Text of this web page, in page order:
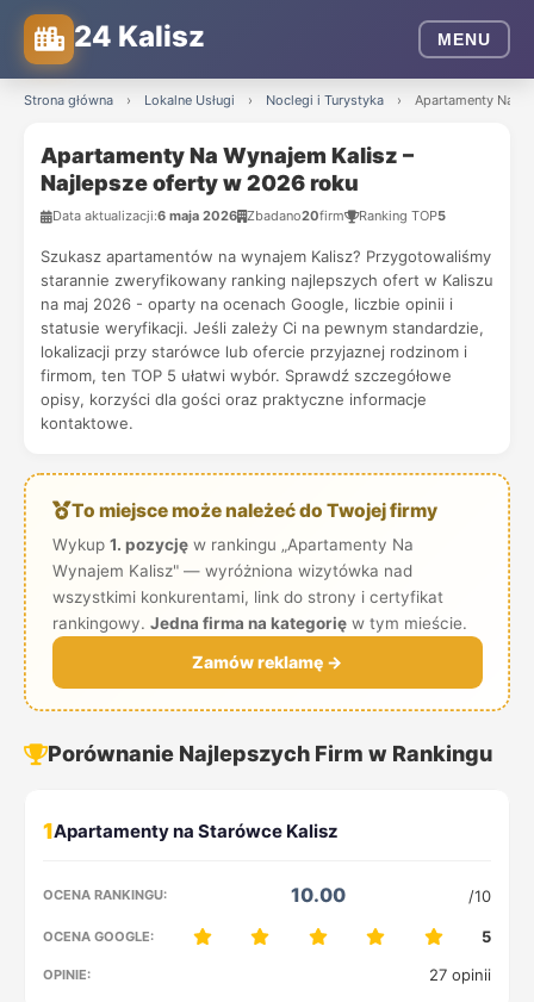
24 Kalisz MENU
Strona główna › Lokalne Usługi › Noclegi i Turystyka › Apartamenty Na
Apartamenty Na Wynajem Kalisz –
Najlepsze oferty w 2026 roku
Data aktualizacji:6 maja 2026 Zbadano20firm Ranking TOP5
Szukasz apartamentów na wynajem Kalisz? Przygotowaliśmy
starannie zweryfikowany ranking najlepszych ofert w Kaliszu
na maj 2026 - oparty na ocenach Google, liczbie opinii i
statusie weryfikacji. Jeśli zależy Ci na pewnym standardzie,
lokalizacji przy starówce lub ofercie przyjaznej rodzinom i
firmom, ten TOP 5 ułatwi wybór. Sprawdź szczegółowe
opisy, korzyści dla gości oraz praktyczne informacje
kontaktowe.
To miejsce może należeć do Twojej firmy
Wykup 1. pozycjęw rankingu „Apartamenty Na
Wynajem Kalisz" — wyróżniona wizytówka nad
wszystkimi konkurentami, link do strony i certyfikat
rankingowy. Jedna firma na kategorięw tym mieście.
Zamów reklamę →
Porównanie Najlepszych Firm w Rankingu
1
10.00 /10
5
27 opinii